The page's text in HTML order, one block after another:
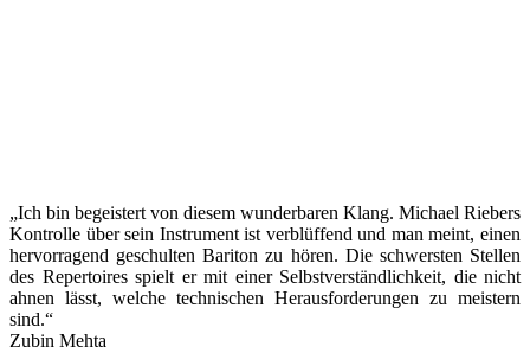
„Ich bin begeistert von diesem wunderbaren Klang. Michael Riebers
Kontrolle über sein Instrument ist verblüffend und man meint, einen
hervorragend geschulten Bariton zu hören. Die schwersten Stellen
des Repertoires spielt er mit einer Selbstverständlichkeit, die nicht
ahnen lässt, welche technischen Herausforderungen zu meistern
sind.“
Zubin Mehta